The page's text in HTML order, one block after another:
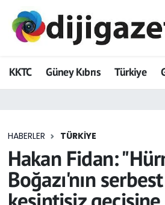
KKTC Güney Kıbrıs Türkiye
HABERLER TÜRKIYE
Hakan Fidan:
Boğazı'nın
ADVERTORIAL
Dijigazete
Eğitim
Ekonomi
Foto Galeri
Hava Durumu
Trafik Durumu
Tüm Manşetler
Son Dakika Haberleri
Haber Arşivi